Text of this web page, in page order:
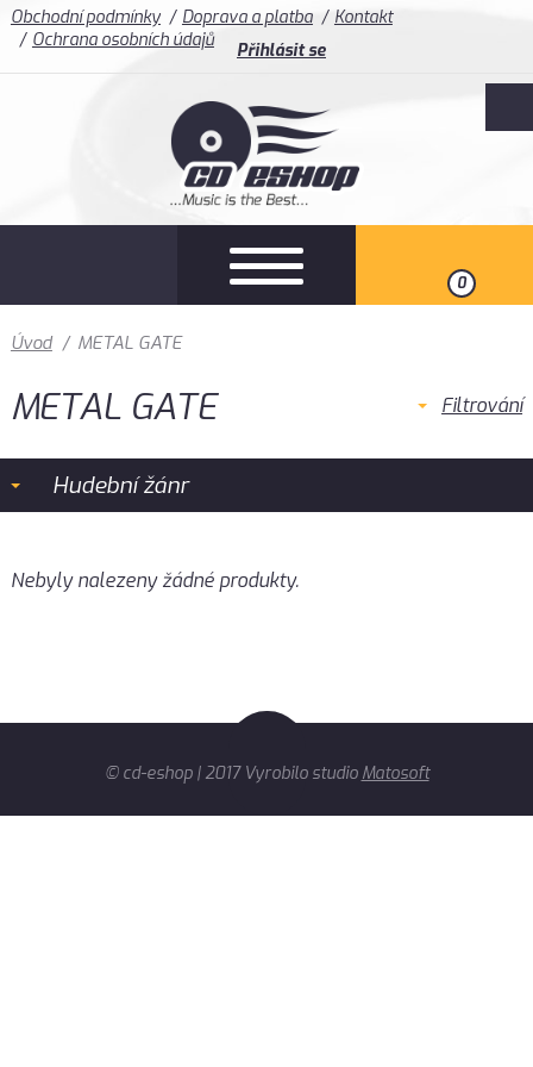
Obchodní podmínky Doprava a platba
Kontakt
Ochrana osobních údajů
Přihlásit se
0
Úvod / METAL GATE
METAL GATE Filtrování
Hudební žánr
Nebyly nalezeny žádné produkty.
© cd-eshop | 2017 Vyrobilo studio Matosoft